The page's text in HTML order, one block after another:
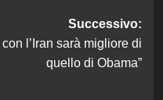
Successivo:
l’Iran sarà migliore di
quello di Obama”